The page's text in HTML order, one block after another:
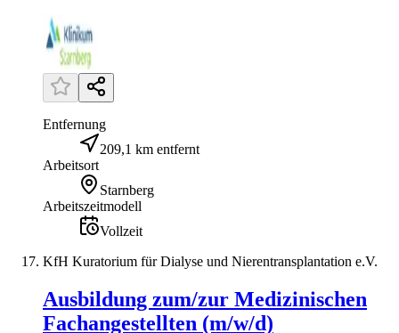
Entfernung
209,1 km entfernt
Arbeitsort
Starnberg
Arbeitszeitmodell
Vollzeit
KfH Kuratorium für Dialyse und Nierentransplantation e.V.
Ausbildung zum/zur Medizinischen
Fachangestellten (m/w/d)